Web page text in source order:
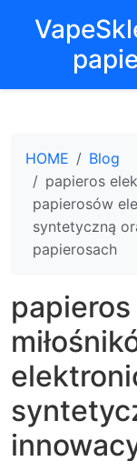
HOME
Blog
papieros
papierosów
syntetyczną
papierosach